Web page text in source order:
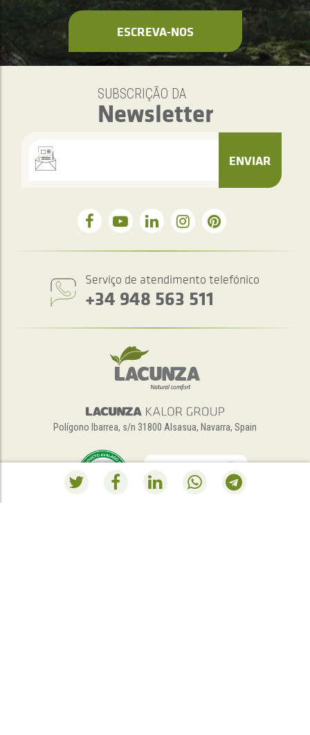
ESCREVA-NOS
SUBSCRIÇÃO DA
Newsletter
ENVIAR
Serviço de atendimento telefónico
+34 948 563 511
Polígono Ibarrea, s/n 31800 Alsasua, Navarra, Spain